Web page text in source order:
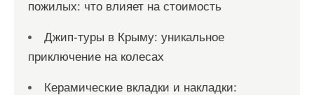
пожилых: что влияет на стоимость
Джип-туры в Крыму: уникальное
приключение на колесах
Керамические вкладки и накладки: